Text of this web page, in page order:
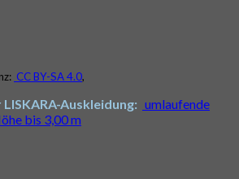
CC BY-SA 4.0,
Auskleidung: umlaufende
bis 3,00 m